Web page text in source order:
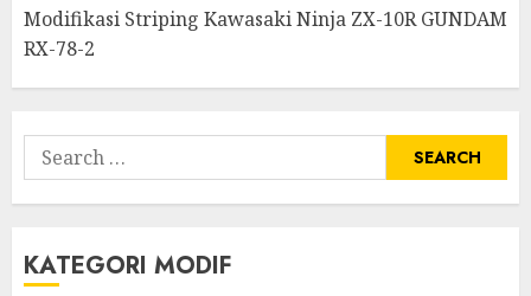
Modifikasi Striping Kawasaki Ninja ZX-10R GUNDAM
RX-78-2
Search
for:
KATEGORI MODIF